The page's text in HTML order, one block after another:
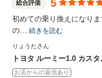
総合評価 5
初めての乗り換えになり
の… 続きを読む
りょうたさん
トヨタ ルーミー1.0 カス
お店からの返信あり